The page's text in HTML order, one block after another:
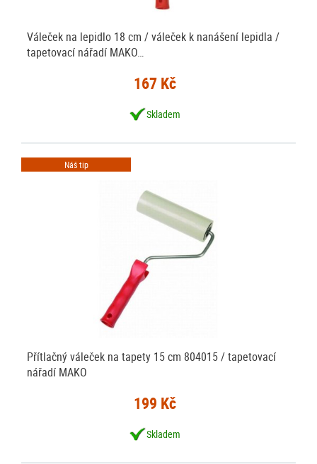
Váleček na lepidlo 18 cm / váleček k nanášení lepidla /
tapetovací nářadí MAKO…
167 Kč
Skladem
Náš tip
Přítlačný váleček na tapety 15 cm 804015 / tapetovací
nářadí MAKO
199 Kč
Skladem